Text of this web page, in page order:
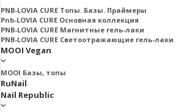
PNB-LOVIA CURE Топы. Базы. Праймеры
Pnb-LOVIA CURE Основная коллекция
PNB-LOVIA CURE Магнитные гель-лаки
PNB-LOVIA CURE Cветоотражающие гель-лаки
MOOI Vegan
MOOI Базы, топы
RuNail
Nail Republic